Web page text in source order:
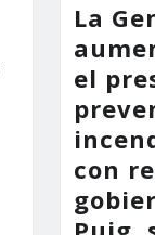
La
el
con